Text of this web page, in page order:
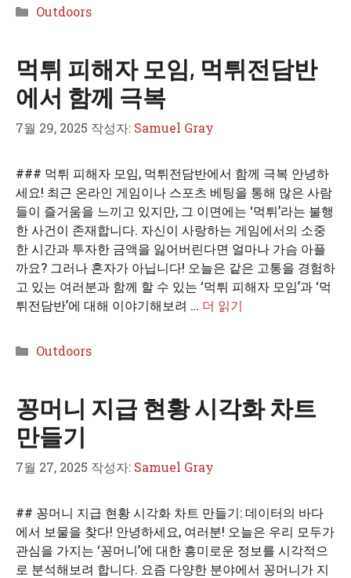
카
리
Outdoors
먹튀 피해자 모임, 먹튀전담반
에서 함께 극복
7월 29, 2025 작성자: Samuel Gray
### 먹튀 피해자 모임, 먹튀전담반에서 함께 극복 안녕하
세요! 최근 온라인 게임이나 스포츠 베팅을 통해 많은 사람
들이 즐거움을 느끼고 있지만, 그 이면에는 ‘먹튀’라는 불행
한 사건이 존재합니다. 자신이 사랑하는 게임에서의 소중
한 시간과 투자한 금액을 잃어버린다면 얼마나 가슴 아플
까요? 그러나 혼자가 아닙니다! 오늘은 같은 고통을 경험하
고 있는 여러분과 함께 할 수 있는 ‘먹튀 피해자 모임’과 ‘먹
튀전담반’에 대해 이야기해보려 … 더 읽기
카
리
Outdoors
꽁머니 지급 현황 시각화 차트
만들기
7월 27, 2025 작성자: Samuel Gray
## 꽁머니 지급 현황 시각화 차트 만들기: 데이터의 바다
에서 보물을 찾다! 안녕하세요, 여러분! 오늘은 우리 모두가
관심을 가지는 ‘꽁머니’에 대한 흥미로운 정보를 시각적으
로 분석해보려 합니다. 요즘 다양한 분야에서 꽁머니가 지